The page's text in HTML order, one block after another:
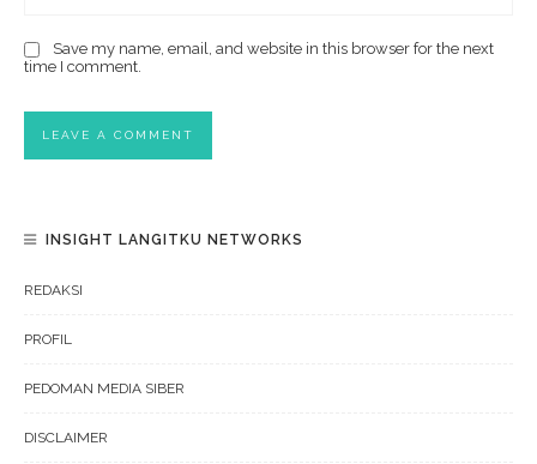
Save my name, email, and website in this browser for the next
time I comment.
INSIGHT LANGITKU NETWORKS
REDAKSI
PROFIL
PEDOMAN MEDIA SIBER
DISCLAIMER